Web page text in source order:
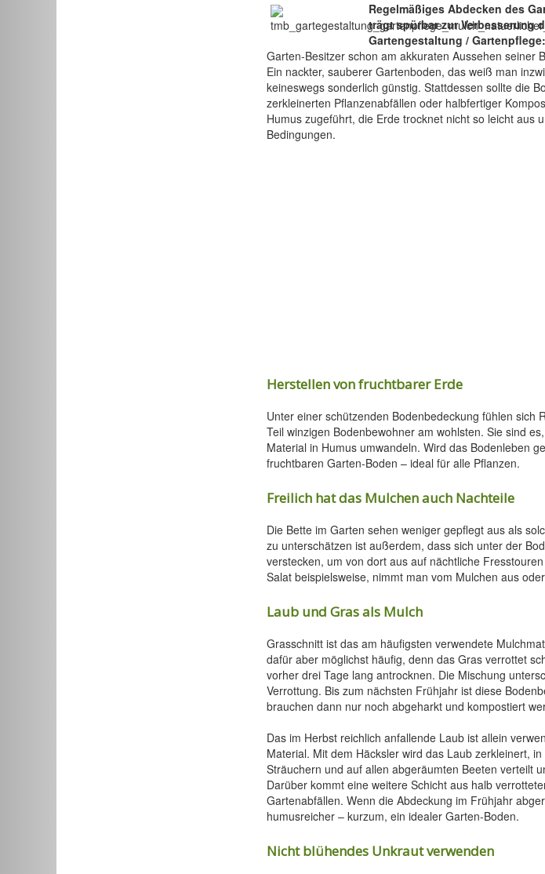
Regelmäßiges Abdecken des
trägt spürbar zur Verbesserung
Gartengestaltung / Gartenpflege:
Garten-Besitzer schon am akkuraten Aussehen seiner
Ein nackter, sauberer Gartenboden, das weiß man
keineswegs sonderlich günstig. Stattdessen sollte die
zerkleinerten Pflanzenabfällen oder halbfertiger
Humus zugeführt, die Erde trocknet nicht so leicht aus
Bedingungen.
Herstellen von fruchtbarer Erde
Unter einer schützenden Bodenbedeckung fühlen sich
Teil winzigen Bodenbewohner am wohlsten. Sie sind
Material in Humus umwandeln. Wird das Bodenleben
fruchtbaren Garten-Boden – ideal für alle Pflanzen.
Freilich hat das Mulchen auch Nachteile
Die Bette im Garten sehen weniger gepflegt aus als
zu unterschätzen ist außerdem, dass sich unter der
verstecken, um von dort aus auf nächtliche
Salat beispielsweise, nimmt man vom Mulchen aus
Laub und Gras als Mulch
Grasschnitt ist das am häufigsten verwendete
dafür aber möglichst häufig, denn das Gras verrottet
vorher drei Tage lang antrocknen. Die Mischung
Verrottung. Bis zum nächsten Frühjahr ist diese
brauchen dann nur noch abgeharkt und kompostiert
Das im Herbst reichlich anfallende Laub ist allein
Material. Mit dem Häcksler wird das Laub zerkleinert,
Sträuchern und auf allen abgeräumten Beeten verteilt
Darüber kommt eine weitere Schicht aus halb
Gartenabfällen. Wenn die Abdeckung im Frühjahr
humusreicher – kurzum, ein idealer Garten-Boden.
Nicht blühendes Unkraut verwenden